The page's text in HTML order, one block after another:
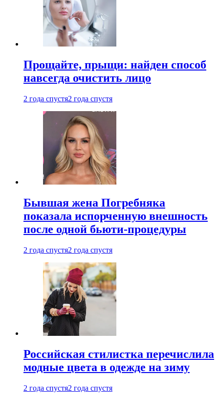
Прощайте, прыщи: найден способ
навсегда очистить лицо
2 года спустя2 года спустя
Бывшая жена Погребняка
показала испорченную внешность
после одной бьюти-процедуры
2 года спустя2 года спустя
Российская стилистка перечислила
модные цвета в одежде на зиму
2 года спустя2 года спустя